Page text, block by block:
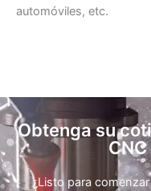
automóviles, etc.
Obtenga su
¿Listo para